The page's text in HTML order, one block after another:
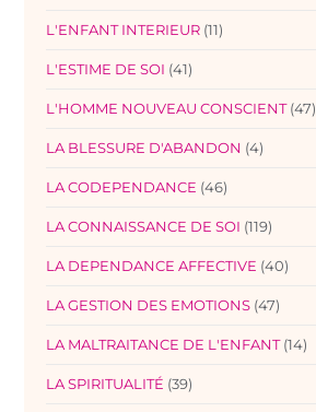
L'ENFANT INTERIEUR (11)
L'ESTIME DE SOI (41)
L'HOMME NOUVEAU CONSCIENT (47)
LA BLESSURE D'ABANDON (4)
LA CODEPENDANCE (46)
LA CONNAISSANCE DE SOI (119)
LA DEPENDANCE AFFECTIVE (40)
LA GESTION DES EMOTIONS (47)
LA MALTRAITANCE DE L'ENFANT (14)
LA SPIRITUALITÉ (39)